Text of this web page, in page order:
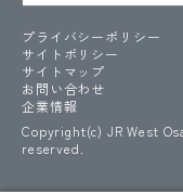
プライバシーポリシー
サイトポリシー
サイトマップ
お問い合わせ
企業情報
Copyright(c) JR West
reserved.